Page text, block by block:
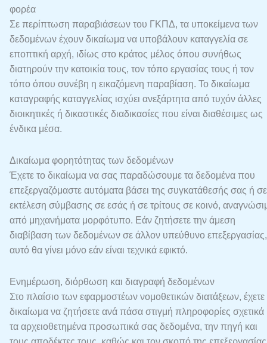
φορέα
Σε περίπτωση παραβιάσεων του ΓΚΠΔ, τα υποκείμενα των
δεδομένων έχουν δικαίωμα να υποβάλουν καταγγελία σε
εποπτική αρχή, ιδίως στο κράτος μέλος όπου συνήθως
διατηρούν την κατοικία τους, τον τόπο εργασίας τους ή τον
τόπο όπου συνέβη η εικαζόμενη παραβίαση. Το δικαίωμα
καταγραφής καταγγελίας ισχύει ανεξάρτητα από τυχόν άλλες
διοικητικές ή δικαστικές διαδικασίες που είναι διαθέσιμες ως
ένδικα μέσα.
Δικαίωμα φορητότητας των δεδομένων
Έχετε το δικαίωμα να σας παραδώσουμε τα δεδομένα που
επεξεργαζόμαστε αυτόματα βάσει της συγκατάθεσής σας ή σε
εκτέλεση σύμβασης σε εσάς ή σε τρίτους σε κοινό,
από μηχανήματα μορφότυπο. Εάν ζητήσετε την άμεση
διαβίβαση των δεδομένων σε άλλον υπεύθυνο επεξεργασίας,
αυτό θα γίνει μόνο εάν είναι τεχνικά εφικτό.
Ενημέρωση, διόρθωση και διαγραφή δεδομένων
Στο πλαίσιο των εφαρμοστέων νομοθετικών διατάξεων, έχετε
δικαίωμα να ζητήσετε ανά πάσα στιγμή πληροφορίες σχετικά
τα αρχειοθετημένα προσωπικά σας δεδομένα, την πηγή και